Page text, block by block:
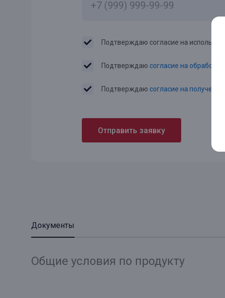
Подтверждаю согласие на
Подтверждаю согласие на
Подтверждаю согласие на
Отправить заявку
Документы
Общие условия по продукту